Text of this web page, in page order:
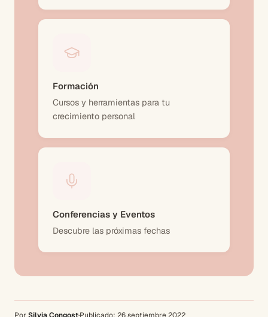
Formación
Cursos y herramientas para tu
crecimiento personal
Conferencias y Eventos
Descubre las próximas fechas